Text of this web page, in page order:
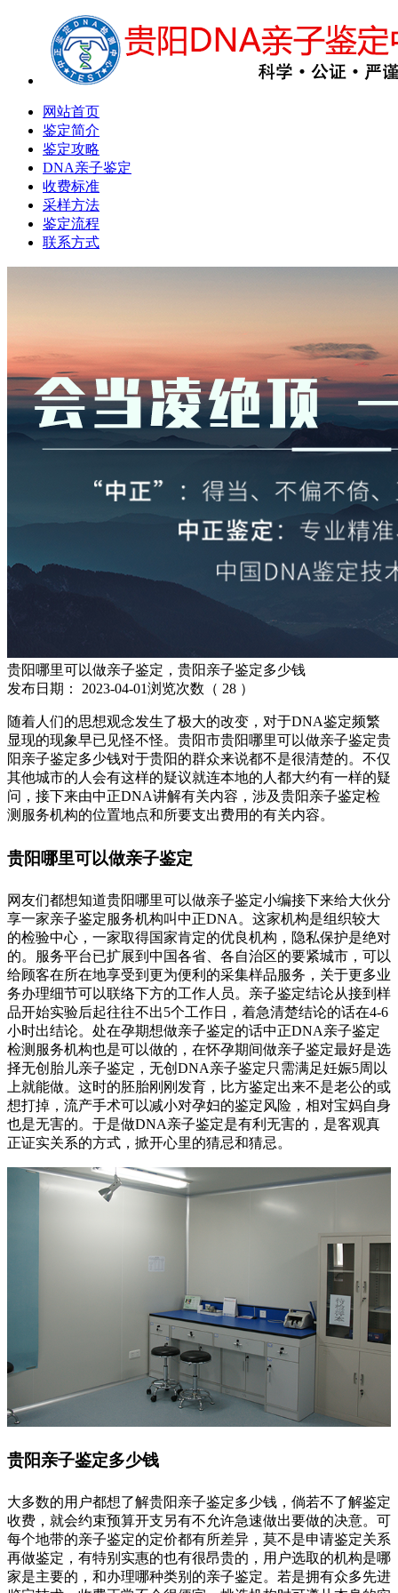
网站首页
鉴定简介
鉴定攻略
DNA亲子鉴定
收费标准
采样方法
鉴定流程
联系方式
贵阳哪里可以做亲子鉴定，贵阳亲子鉴定多少钱
发布日期：
2023-04-01浏览次数（ 28 ）
随着人们的思想观念发生了极大的改变，对于DNA鉴定频繁
显现的现象早已见怪不怪。贵阳市贵阳哪里可以做亲子鉴定贵
阳亲子鉴定多少钱对于贵阳的群众来说都不是很清楚的。不仅
其他城市的人会有这样的疑议就连本地的人都大约有一样的疑
问，接下来由中正DNA讲解有关内容，涉及贵阳亲子鉴定检
测服务机构的位置地点和所要支出费用的有关内容。
贵阳哪里可以做亲子鉴定
网友们都想知道贵阳哪里可以做亲子鉴定小编接下来给大伙分
享一家亲子鉴定服务机构叫中正DNA。这家机构是组织较大
的检验中心，一家取得国家肯定的优良机构，隐私保护是绝对
的。服务平台已扩展到中国各省、各自治区的要紧城市，可以
给顾客在所在地享受到更为便利的采集样品服务，关于更多业
务办理细节可以联络下方的工作人员。亲子鉴定结论从接到样
品开始实验后起往往不出5个工作日，着急清楚结论的话在4-6
小时出结论。处在孕期想做亲子鉴定的话中正DNA亲子鉴定
检测服务机构也是可以做的，在怀孕期间做亲子鉴定最好是选
择无创胎儿亲子鉴定，无创DNA亲子鉴定只需满足妊娠5周以
上就能做。这时的胚胎刚刚发育，比方鉴定出来不是老公的或
想打掉，流产手术可以减小对孕妇的鉴定风险，相对宝妈自身
也是无害的。于是做DNA亲子鉴定是有利无害的，是客观真
正证实关系的方式，掀开心里的猜忌和猜忌。
贵阳亲子鉴定多少钱
大多数的用户都想了解贵阳亲子鉴定多少钱，倘若不了解鉴定
收费，就会约束预算开支另有不允许急速做出要做的决意。可
每个地带的亲子鉴定的定价都有所差异，莫不是申请鉴定关系
再做鉴定，有特别实惠的也有很昂贵的，用户选取的机构是哪
家是主要的，和办理哪种类别的亲子鉴定。若是拥有众多先进